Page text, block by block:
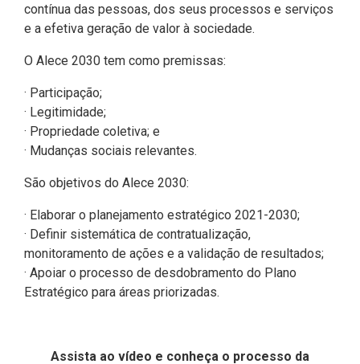
contínua das pessoas, dos seus processos e serviços
e a efetiva geração de valor à sociedade.
O Alece 2030 tem como premissas:
· Participação;
· Legitimidade;
· Propriedade coletiva; e
· Mudanças sociais relevantes.
São objetivos do Alece 2030:
· Elaborar o planejamento estratégico 2021-2030;
· Definir sistemática de contratualização,
monitoramento de ações e a validação de resultados;
· Apoiar o processo de desdobramento do Plano
Estratégico para áreas priorizadas.
Assista ao vídeo e conheça o processo da